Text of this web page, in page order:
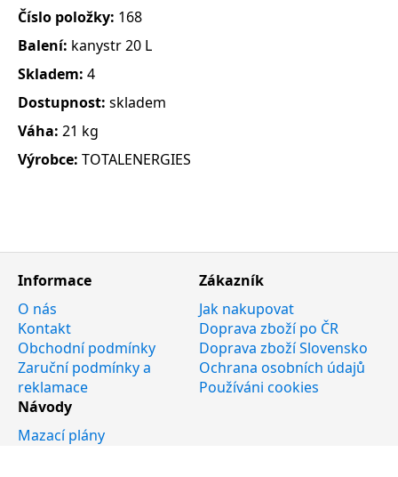
Číslo položky: 168
Balení: kanystr 20 L
Skladem: 4
Dostupnost: skladem
Váha: 21 kg
Výrobce: TOTALENERGIES
Informace
O nás
Kontakt
Obchodní podmínky
Zaruční podmínky a
reklamace
Zákazník
Jak nakupovat
Doprava zboží po ČR
Doprava zboží Slovensko
Ochrana osobních údajů
Používáni cookies
Návody
Mazací plány